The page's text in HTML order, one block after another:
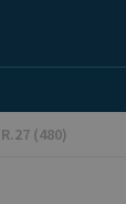
(480)